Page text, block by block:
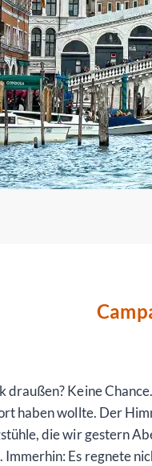
draußen? Keine
haben wollte. Der
die wir gestern
Immerhin: Es regnete